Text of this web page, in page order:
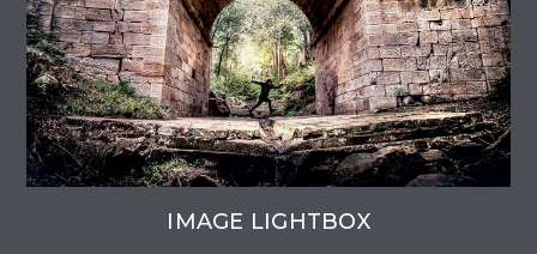
IMAGE LIGHTBOX